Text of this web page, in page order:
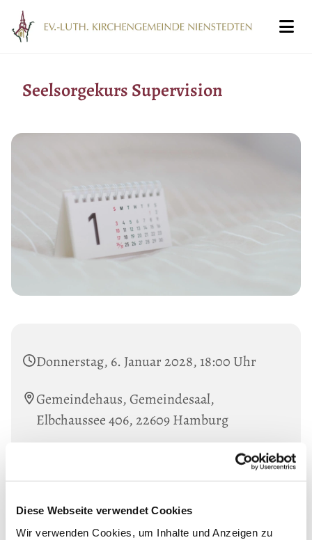
Diese Webseite verwendet Cookies
Wir verwenden Cookies, um Inhalte und Anzeigen zu
Seelsorgekurs Supervision
Donnerstag, 6. Januar 2028, 18:00 Uhr
Gemeindehaus, Gemeindesaal,
Elbchaussee 406, 22609 Hamburg